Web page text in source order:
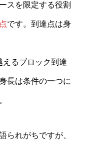
スを限定する役割
です。到達点は身
えるブロック到達
長は条件の一つに
られがちですが、